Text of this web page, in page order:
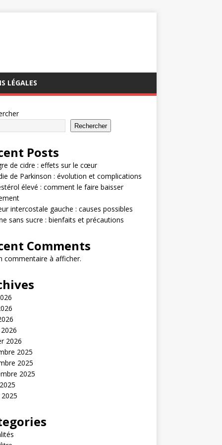
LÉGALES
Rechercher
Posts
de cidre : effets sur le cœur
de Parkinson : évolution et complications
élevé : comment le faire baisser
intercostale gauche : causes possibles
sans sucre : bienfaits et précautions
Comments
commentaire à afficher.
2026
2025
2025
2025